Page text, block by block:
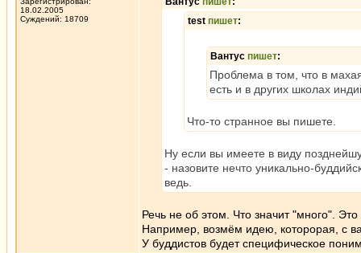
18.02.2005
Суждений: 18709
test пишет:
Вантус пишет:
Проблема в том, что в
есть и в других школах
Что-то странное вы пишете.
Ну если вы имеете в виду
- назовите нечто уникально-
ведь.
Речь не об этом. Что значит "много".
Например, возмём идею, которорая, с
У буддистов будет специфическое